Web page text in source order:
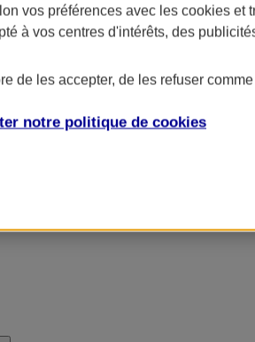
vos préférences avec les cookies et
à vos centres d'intérêts, des
de les accepter, de les refuser
notre politique de cookies